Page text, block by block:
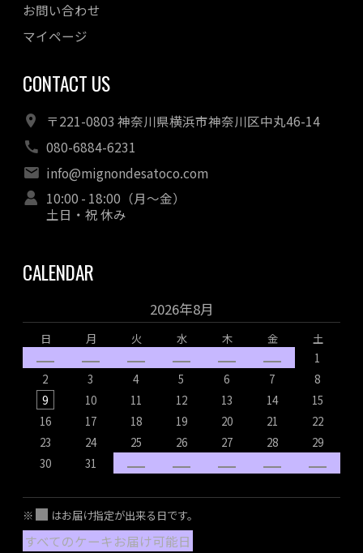
お問い合わせ
マイページ
CONTACT US
〒221-0803 神奈川県横浜市神奈川区中丸46-14
080-6884-6231
info@mignondesatoco.com
10:00 - 18:00（月～金）
土日・祝 休み
CALENDAR
2026年8月
日 月 火 水 木 金
土
1
2
3 4 5 6 7
8
9
10 11 12 13 14
15
16
17 18 19 20 21
22
23
24 25 26 27 28
29
30
31
※ はお届け指定が出来る日です。
すべてのケーキお届け可能日